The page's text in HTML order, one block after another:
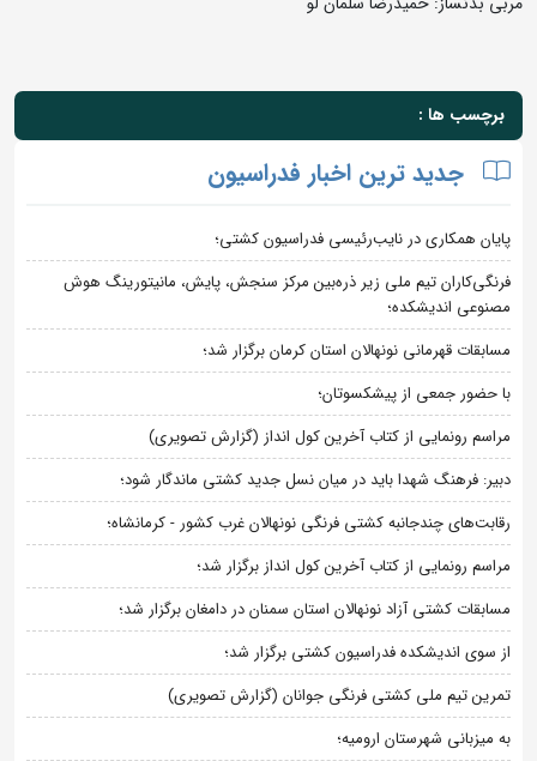
برچسب ها :
جدید ترین اخبار فدراسیون
پایان همکاری در نایب‌رئیسی فدراسیون کشتی؛
فرنگی‌کاران تیم ملی زیر ذره‌بین مرکز سنجش، پایش، مانیتورینگ هوش
مصنوعی اندیشکده؛
مسابقات قهرمانی نونهالان استان کرمان برگزار شد؛
با حضور جمعی از پیشکسوتان؛
مراسم رونمایی از کتاب آخرین کول انداز (گزارش تصویری)
دبیر: فرهنگ شهدا باید در میان نسل جدید کشتی ماندگار شود؛
رقابت‌های چندجانبه کشتی فرنگی نونهالان غرب کشور - کرمانشاه؛
مراسم رونمایی از کتاب آخرین کول انداز برگزار شد؛
مسابقات کشتی آزاد نونهالان استان سمنان در دامغان برگزار شد؛
از سوی اندیشکده فدراسیون کشتی برگزار شد؛
تمرین تیم ملی کشتی فرنگی جوانان (گزارش تصویری)
به میزبانی شهرستان ارومیه؛